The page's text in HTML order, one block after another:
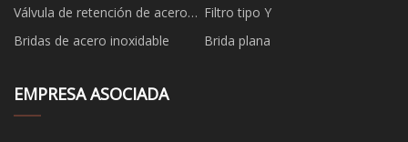
inoxidable
inoxidable
Válvula de retención de acero
inoxidable
Filtro tipo Y
Bridas de acero inoxidable
Brida plana
EMPRESA ASOCIADA